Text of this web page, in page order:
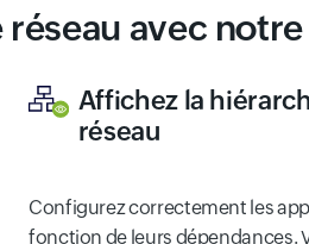
avec
Affichez la
réseau
Configurez correctement les
fonction de leurs dépendances.